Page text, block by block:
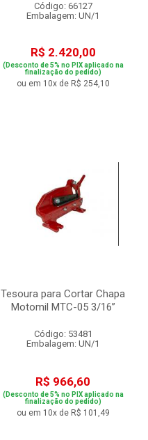
Código: 66127
Embalagem: UN/1
R$ 2.420,00
(Desconto de 5% no PIX aplicado na
finalização do pedido)
ou em 10x de R$ 254,10
Tesoura para Cortar Chapa
Motomil MTC-05 3/16”
Código: 53481
Embalagem: UN/1
R$ 966,60
(Desconto de 5% no PIX aplicado na
finalização do pedido)
ou em 10x de R$ 101,49